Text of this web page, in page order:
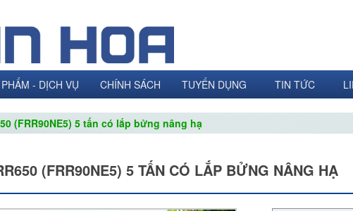
- DỊCH VỤ CHÍNH SÁCH TUYỂN DỤNG TIN TỨC
(FRR90NE5) 5 tấn có lắp bửng nâng hạ
(FRR90NE5) 5 TẤN CÓ LẮP BỬNG NÂNG HẠ